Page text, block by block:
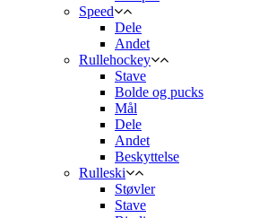
Speed
Dele
Andet
Rullehockey
Stave
Bolde og pucks
Mål
Dele
Andet
Beskyttelse
Rulleski
Støvler
Stave